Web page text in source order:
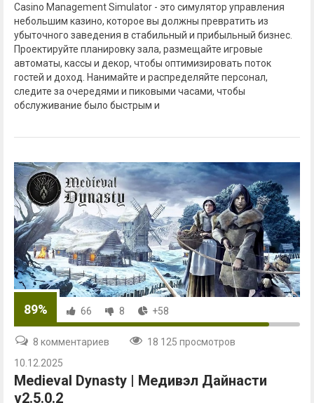
Casino Management Simulator - это симулятор управления
небольшим казино, которое вы должны превратить из
убыточного заведения в стабильный и прибыльный бизнес.
Проектируйте планировку зала, размещайте игровые
автоматы, кассы и декор, чтобы оптимизировать поток
гостей и доход. Нанимайте и распределяйте персонал,
следите за очередями и пиковыми часами, чтобы
обслуживание было быстрым и
89% 66 8 +58
8 комментариев
18 125 просмотров
10.12.2025
Medieval Dynasty | Медивэл Дайнасти
v2.5.0.2